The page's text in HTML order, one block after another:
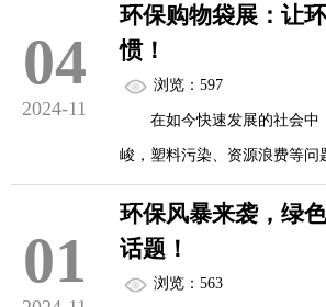
海洋废弃物艺术展：艺术与
在深圳市举办的“海生万
展”上，艺术家们以海洋废弃
品新的生命。例如，...
购物袋作为一种简单而有效的
进千家万户，成为连接环保理
梁。本文将探讨环保购物袋如
让环保理念深入人心。
环保购物袋：从拒绝到接受
04
2024-11
环保购物袋展：让
惯！
浏览：597
在如今快速发展的社会中
峻，塑料污染、资源浪费等问
面临的挑战。随着人们环保意
的环保措施被提上日程，其中
使用无疑是减少塑料污染的有
一步提升公众对环保购物袋的
01
环保风暴来袭，绿
话题！
浏览：563